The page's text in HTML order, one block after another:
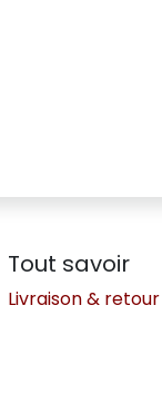
Tout savoir
Livraison & retour